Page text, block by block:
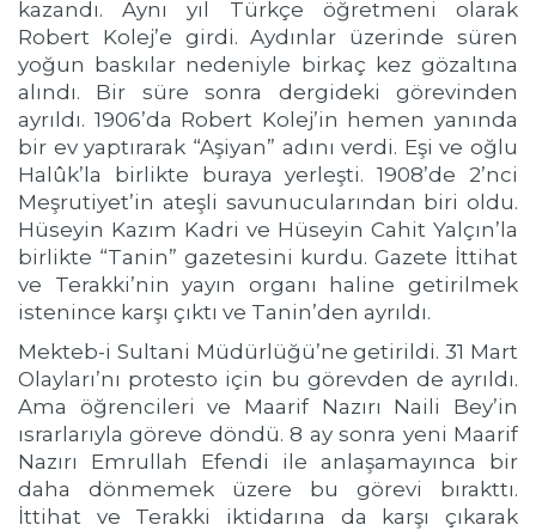
kazandı. Aynı yıl Türkçe öğretmeni olarak
Robert Kolej’e girdi. Aydınlar üzerinde süren
yoğun baskılar nedeniyle birkaç kez gözaltına
alındı. Bir süre sonra dergideki görevinden
ayrıldı. 1906’da Robert Kolej’in hemen yanında
bir ev yaptırarak “Aşiyan” adını verdi. Eşi ve oğlu
Halûk’la birlikte buraya yerleşti. 1908’de 2’nci
Meşrutiyet’in ateşli savunucularından biri oldu.
Hüseyin Kazım Kadri ve Hüseyin Cahit Yalçın’la
birlikte “Tanin” gazetesini kurdu. Gazete İttihat
ve Terakki’nin yayın organı haline getirilmek
istenince karşı çıktı ve Tanin’den ayrıldı.
Mekteb-i Sultani Müdürlüğü’ne getirildi. 31 Mart
Olayları’nı protesto için bu görevden de ayrıldı.
Ama öğrencileri ve Maarif Nazırı Naili Bey’in
ısrarlarıyla göreve döndü. 8 ay sonra yeni Maarif
Nazırı Emrullah Efendi ile anlaşamayınca bir
daha dönmemek üzere bu görevi bırakttı.
İttihat ve Terakki iktidarına da karşı çıkarak